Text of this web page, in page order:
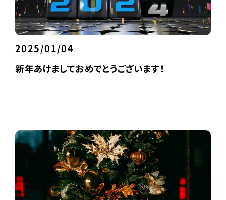
2025/01/04
新年あけましておめでとうございます！